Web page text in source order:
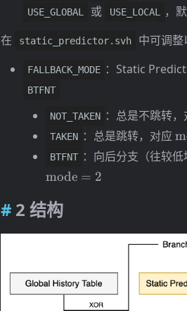
USE_GLOBAL 或 USE_LOCAL ，
在 static_predictor.svh 中可调整
FALLBACK_MODE ：Static
BTFNT
NOT_TAKEN ：总是不跳转
TAKEN ：总是跳转，对应
BTFNT ：向后分支（往较
mode = 2
2 结构